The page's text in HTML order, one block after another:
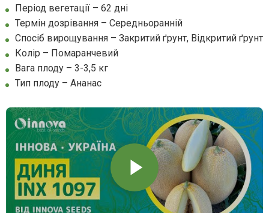
Період вегетації – 62 дні
Термін дозрівання – Середньоранній
Спосіб вирощування – Закритий ґрунт, Відкритий ґрунт
Колір – Помаранчевий
Вага плоду – 3-3,5 кг
Тип плоду – Ананас